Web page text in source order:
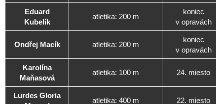
Eduard
Kubelík
atletika: 200 m
koniec
v opravách
Ondřej Macík atletika: 200 m
koniec
v opravách
Karolína
Maňasová
atletika: 100 m 24. miesto
Lurdes Gloria
atletika: 400 m 22. miesto